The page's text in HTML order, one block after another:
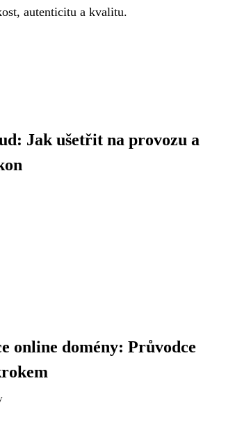
autenticitu a kvalitu.
Jak ušetřit na provozu a
online domény: Průvodce